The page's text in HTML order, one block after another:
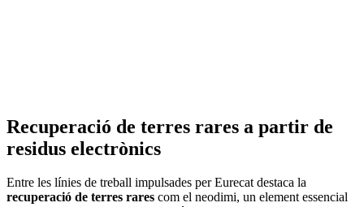
Recuperació de terres rares a partir de
residus electrònics
Entre les línies de treball impulsades per Eurecat destaca la
recuperació de terres rares com el neodimi, un element essencial